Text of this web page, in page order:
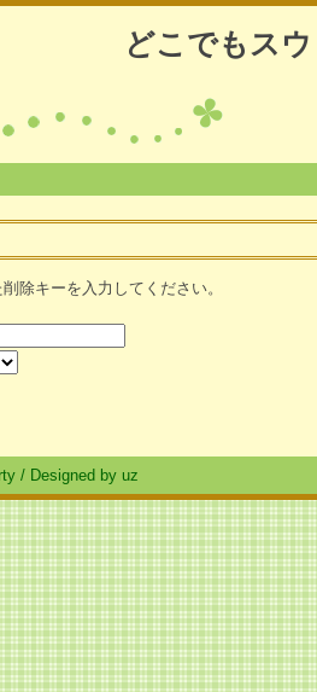
どこでもス
除キーを入力してください。
/ Designed by uz